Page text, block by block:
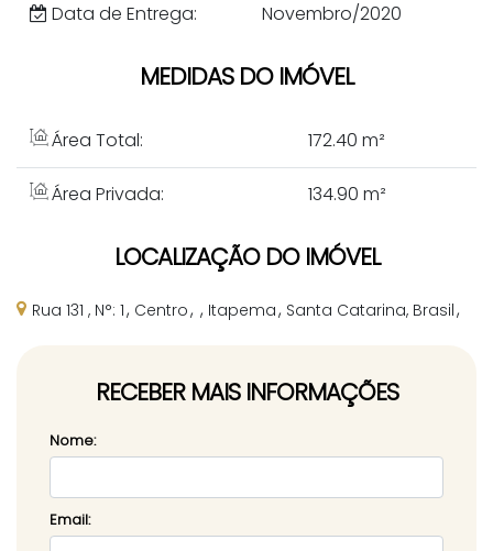
Data de Entrega: Novembro/2020
MEDIDAS DO IMÓVEL
Área Total: 172.40 m²
Área Privada: 134.90 m²
LOCALIZAÇÃO DO IMÓVEL
Rua 131 , N°: 1 Centro Itapema Santa Catarina, Brasil
RECEBER MAIS INFORMAÇÕES
Nome:
Email: